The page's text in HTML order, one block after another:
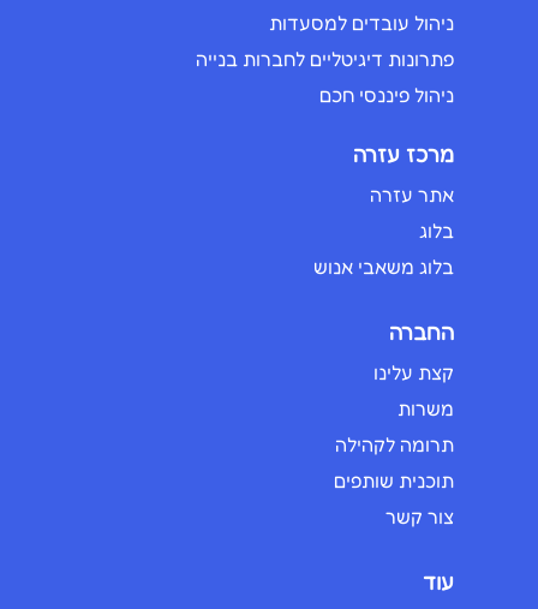
ניהול עובדים למסעדות
פתרונות דיגיטליים לחברות בנייה
ניהול פיננסי חכם
מרכז עזרה
אתר עזרה
בלוג
בלוג משאבי אנוש
החברה
קצת עלינו
משרות
תרומה לקהילה
תוכנית שותפים
צור קשר
עוד